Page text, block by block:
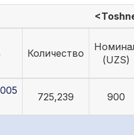
Количество
(UZS)
725,239 900